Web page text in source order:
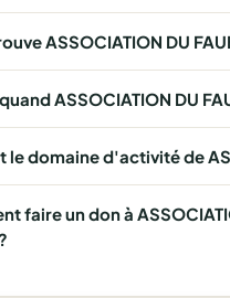
ASSOCIATION DU
ASSOCIATION DU
le domaine d'activité de
faire un don à